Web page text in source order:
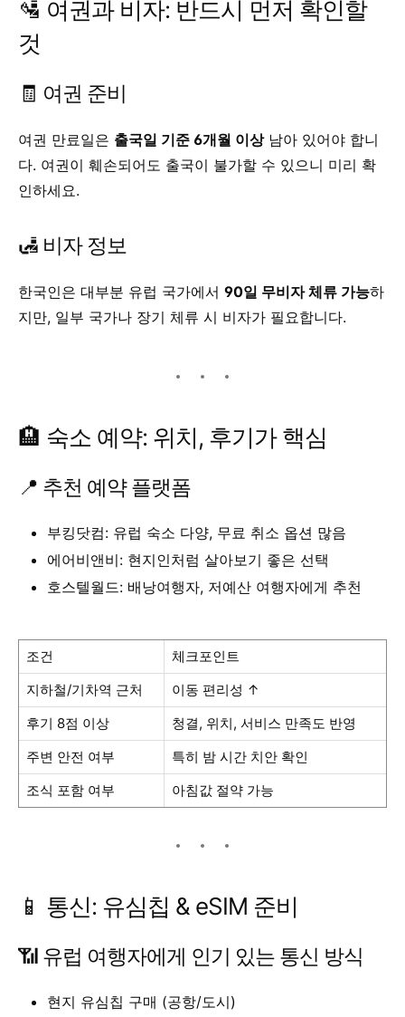
🛂 여권과 비자: 반드시 먼저 확인할
것
🧾 여권 준비
여권 만료일은 출국일 기준 6개월 이상 남아 있어야 합니
다. 여권이 훼손되어도 출국이 불가할 수 있으니 미리 확
인하세요.
🛃 비자 정보
한국인은 대부분 유럽 국가에서 90일 무비자 체류 가능하
지만, 일부 국가나 장기 체류 시 비자가 필요합니다.
🏨 숙소 예약: 위치, 후기가 핵심
📍 추천 예약 플랫폼
부킹닷컴: 유럽 숙소 다양, 무료 취소 옵션 많음
에어비앤비: 현지인처럼 살아보기 좋은 선택
호스텔월드: 배낭여행자, 저예산 여행자에게 추천
조건
체크포인트
지하철/기차역 근처
이동 편리성 ↑
후기 8점 이상
청결, 위치, 서비스 만족도 반영
주변 안전 여부
특히 밤 시간 치안 확인
조식 포함 여부
아침값 절약 가능
📱 통신: 유심칩 & eSIM 준비
📶 유럽 여행자에게 인기 있는 통신 방식
현지 유심칩 구매 (공항/도시)